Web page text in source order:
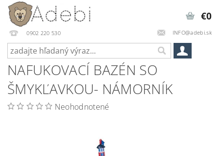
0902 220 530 INFO@adebi.sk
€0
NAFUKOVACÍ BAZÉN SO
ŠMYKĽAVKOU- NÁMORNÍK
Neohodnotené